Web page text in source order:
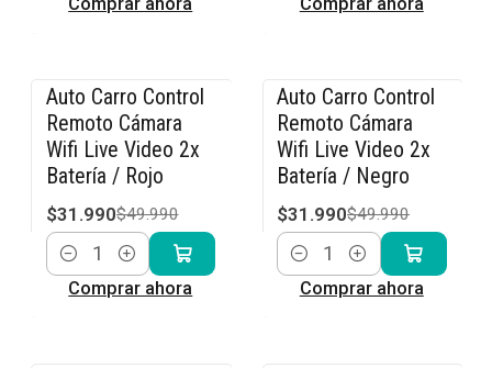
-36% OFF
Auto Carro Control
Remoto Cámara
Wifi Live Video 2x
Batería / Rojo
$31.990$49.990
Cantidad
Comprar ahora
-36% OFF
Auto Carro Control
Remoto Cámara
Wifi Live Video 2x
Batería / Negro
$31.990$49.990
Cantidad
Comprar ahora